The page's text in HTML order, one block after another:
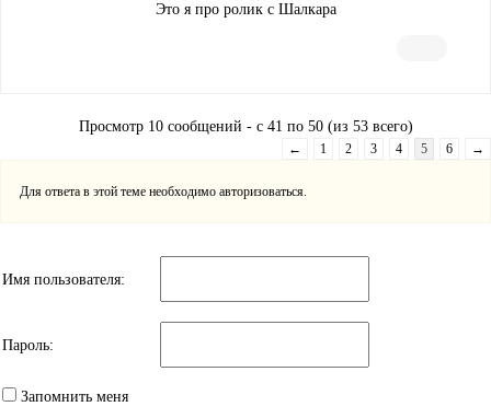
Это я про ролик с Шалкара
Просмотр 10 сообщений - с 41 по 50 (из 53 всего)
← 1 2 3 4 5 6 →
Для ответа в этой теме необходимо авторизоваться.
Имя пользователя:
Пароль:
Запомнить меня